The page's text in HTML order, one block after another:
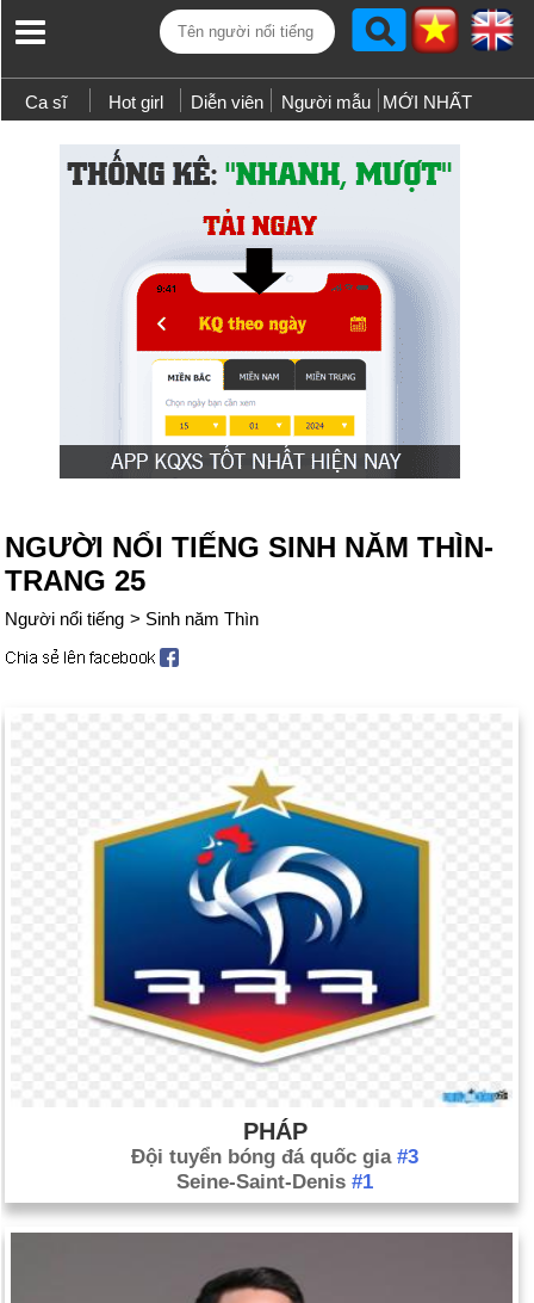
Ca sĩ Hot girl Diễn viên Người mẫu MỚI NHẤT
NGƯỜI NỔI TIẾNG SINH NĂM THÌN-
TRANG 25
Người nổi tiếng > Sinh năm Thìn
PHÁP
Đội tuyển bóng đá quốc gia #3
Seine-Saint-Denis #1